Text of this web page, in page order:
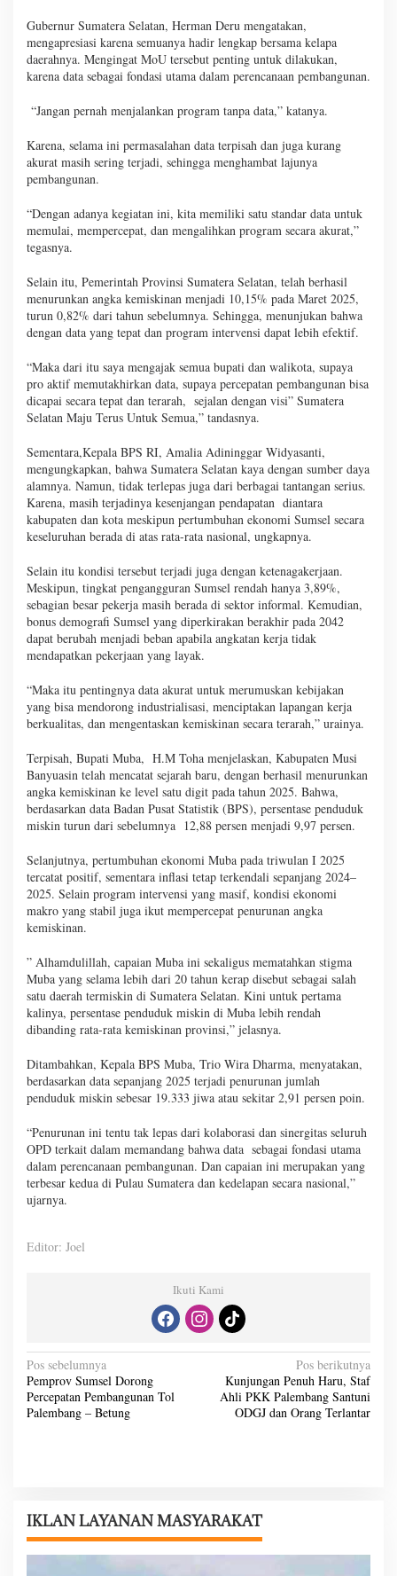
Gubernur Sumatera Selatan, Herman Deru mengatakan,
mengapresiasi karena semuanya hadir lengkap bersama kelapa
daerahnya. Mengingat MoU tersebut penting untuk dilakukan,
karena data sebagai fondasi utama dalam perencanaan pembangunan.
“Jangan pernah menjalankan program tanpa data,” katanya.
Karena, selama ini permasalahan data terpisah dan juga kurang
akurat masih sering terjadi, sehingga menghambat lajunya
pembangunan.
“Dengan adanya kegiatan ini, kita memiliki satu standar data untuk
memulai, mempercepat, dan mengalihkan program secara akurat,”
tegasnya.
Selain itu, Pemerintah Provinsi Sumatera Selatan, telah berhasil
menurunkan angka kemiskinan menjadi 10,15% pada Maret 2025,
turun 0,82% dari tahun sebelumnya. Sehingga, menunjukan bahwa
dengan data yang tepat dan program intervensi dapat lebih efektif.
“Maka dari itu saya mengajak semua bupati dan walikota, supaya
pro aktif memutakhirkan data, supaya percepatan pembangunan bisa
dicapai secara tepat dan terarah, sejalan dengan visi” Sumatera
Selatan Maju Terus Untuk Semua,” tandasnya.
Sementara,Kepala BPS RI, Amalia Adininggar Widyasanti,
mengungkapkan, bahwa Sumatera Selatan kaya dengan sumber daya
alamnya. Namun, tidak terlepas juga dari berbagai tantangan serius.
Karena, masih terjadinya kesenjangan pendapatan diantara
kabupaten dan kota meskipun pertumbuhan ekonomi Sumsel secara
keseluruhan berada di atas rata-rata nasional, ungkapnya.
Selain itu kondisi tersebut terjadi juga dengan ketenagakerjaan.
Meskipun, tingkat pengangguran Sumsel rendah hanya 3,89%,
sebagian besar pekerja masih berada di sektor informal. Kemudian,
bonus demografi Sumsel yang diperkirakan berakhir pada 2042
dapat berubah menjadi beban apabila angkatan kerja tidak
mendapatkan pekerjaan yang layak.
“Maka itu pentingnya data akurat untuk merumuskan kebijakan
yang bisa mendorong industrialisasi, menciptakan lapangan kerja
berkualitas, dan mengentaskan kemiskinan secara terarah,” urainya.
Terpisah, Bupati Muba, H.M Toha menjelaskan, Kabupaten Musi
Banyuasin telah mencatat sejarah baru, dengan berhasil menurunkan
angka kemiskinan ke level satu digit pada tahun 2025. Bahwa,
berdasarkan data Badan Pusat Statistik (BPS), persentase penduduk
miskin turun dari sebelumnya 12,88 persen menjadi 9,97 persen.
Selanjutnya, pertumbuhan ekonomi Muba pada triwulan I 2025
tercatat positif, sementara inflasi tetap terkendali sepanjang 2024–
2025. Selain program intervensi yang masif, kondisi ekonomi
makro yang stabil juga ikut mempercepat penurunan angka
kemiskinan.
” Alhamdulillah, capaian Muba ini sekaligus mematahkan stigma
Muba yang selama lebih dari 20 tahun kerap disebut sebagai salah
satu daerah termiskin di Sumatera Selatan. Kini untuk pertama
kalinya, persentase penduduk miskin di Muba lebih rendah
dibanding rata-rata kemiskinan provinsi,” jelasnya.
Ditambahkan, Kepala BPS Muba, Trio Wira Dharma, menyatakan,
berdasarkan data sepanjang 2025 terjadi penurunan jumlah
penduduk miskin sebesar 19.333 jiwa atau sekitar 2,91 persen poin.
“Penurunan ini tentu tak lepas dari kolaborasi dan sinergitas seluruh
OPD terkait dalam memandang bahwa data sebagai fondasi utama
dalam perencanaan pembangunan. Dan capaian ini merupakan yang
terbesar kedua di Pulau Sumatera dan kedelapan secara nasional,”
ujarnya.
Editor: Joel
Ikuti Kami
N
a
v
s
i
Pos sebelumnya
Pemprov Sumsel Dorong
Percepatan Pembangunan Tol
Palembang – Betung
Pos berikutnya
Kunjungan Penuh Haru, Staf
Ahli PKK Palembang Santuni
ODGJ dan Orang Terlantar
IKLAN LAYANAN MASYARAKAT